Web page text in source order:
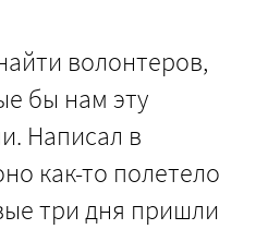
волонтеров,
бы нам эту
Написал в
как-то полетело
три дня пришли